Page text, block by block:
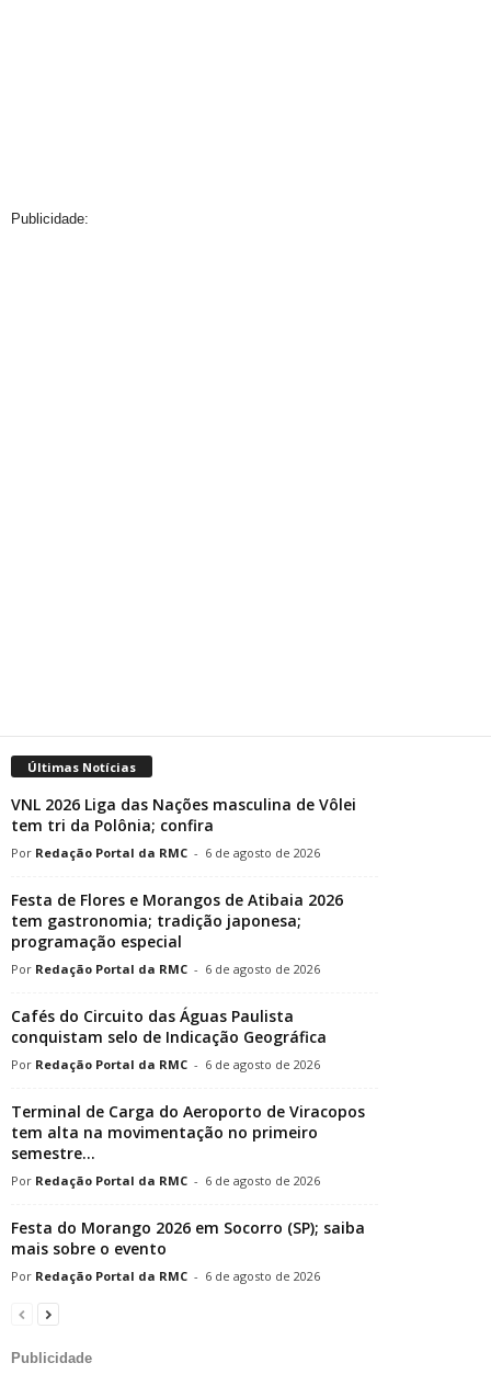
Publicidade:
Últimas Notícias
VNL 2026 Liga das Nações masculina de Vôlei
tem tri da Polônia; confira
Redação Portal da RMC - 6 de agosto de 2026
Festa de Flores e Morangos de Atibaia 2026
tem gastronomia; tradição japonesa;
programação especial
Redação Portal da RMC - 6 de agosto de 2026
Cafés do Circuito das Águas Paulista
conquistam selo de Indicação Geográfica
Redação Portal da RMC - 6 de agosto de 2026
Terminal de Carga do Aeroporto de Viracopos
tem alta na movimentação no primeiro
semestre...
Redação Portal da RMC - 6 de agosto de 2026
Festa do Morango 2026 em Socorro (SP); saiba
mais sobre o evento
Redação Portal da RMC - 6 de agosto de 2026
Publicidade